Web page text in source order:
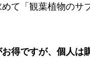
て「観葉植物のサ
得ですが、個人は